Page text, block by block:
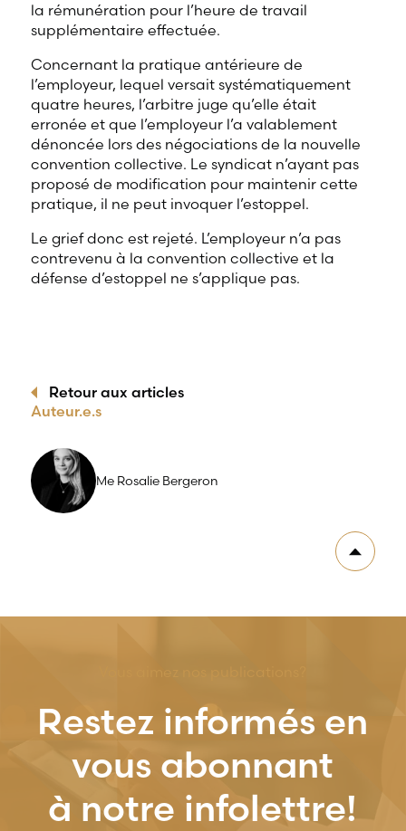
la rémunération pour l’heure de travail
supplémentaire effectuée.
Concernant la pratique antérieure de
l’employeur, lequel versait systématiquement
quatre heures, l’arbitre juge qu’elle était
erronée et que l’employeur l’a valablement
dénoncée lors des négociations de la nouvelle
convention collective. Le syndicat n’ayant pas
proposé de modification pour maintenir cette
pratique, il ne peut invoquer l’estoppel.
Le grief donc est rejeté. L’employeur n’a pas
contrevenu à la convention collective et la
défense d’estoppel ne s’applique pas.
Retour aux articles
Auteur.e.s
Me Rosalie Bergeron
Restez informés en
vous abonnant
à notre infolettre!